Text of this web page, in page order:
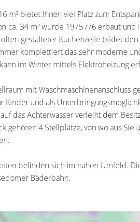
m² bietet Ihnen viel Platz zum
ca. 34 m² wurde 1975 /76 erbaut und
gestalteter Küchenzeile bildet
komplettiert das sehr moderne
im Winter mittels Elektroheizung
mit Waschmaschinenanschluss
Kinder und als
das Achterwasser verleiht dem
gehören 4 Stellplätze, von wo aus Sie
befinden sich im nahen Umfeld.
Bäderbahn.